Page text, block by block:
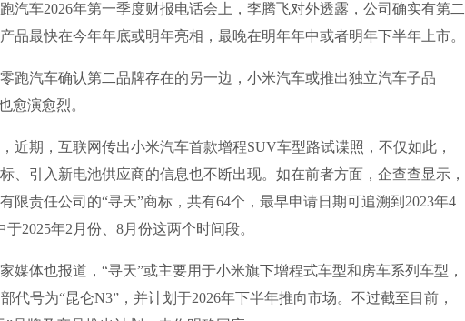
车2026年第一季度财报电话会上，李腾飞对外透露，公司确实有第二
品最快在今年年底或明年亮相，最晚在明年年中或者明年下半年上市。
汽车确认第二品牌存在的另一边，小米汽车或推出独立汽车子品
愈演愈烈。
期，互联网传出小米汽车首款增程SUV车型路试谍照，不仅如此，
、引入新电池供应商的信息也不断出现。如在前者方面，企查查显示，
限责任公司的“寻天”商标，共有64个，最早申请日期可追溯到2023年4
于2025年2月份、8月份这两个时间段。
体也报道，“寻天”或主要用于小米旗下增程式车型和房车系列车型，
代号为“昆仑N3”，并计划于2026年下半年推向市场。不过截至目前，